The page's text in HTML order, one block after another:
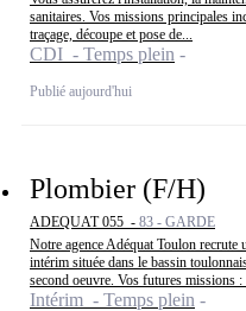
sanitaires. Vos missions principales
traçage, découpe et pose de...
CDI - Temps plein
Publié aujourd'hui
Plombier (F/H)
ADEQUAT 055 - 83 - GARDE
Notre agence Adéquat Toulon
intérim située dans le bassin
second oeuvre. Vos futures missions :
Intérim - Temps plein